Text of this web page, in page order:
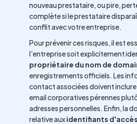
nouveau prestataire, ou pire,
complète si le prestataire
conflit avec votre entreprise.
Pour prévenir ces risques, il est
l'entreprise soit explicitement
propriétaire du nom de
enregistrements officiels. Les
contact associées doivent inclure
email corporatives pérennes
adresses personnelles. Enfin, la
relative auxidentifiants d'accès